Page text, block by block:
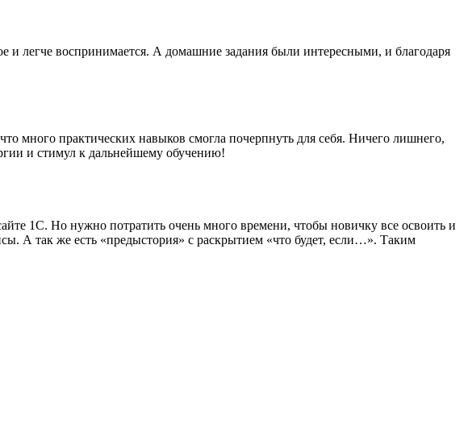
легче воспринимается. А домашние задания были интересными, и благодаря
много практических навыков смогла почерпнуть для себя. Ничего лишнего,
и стимул к дальнейшему обучению!
1С. Но нужно потратить очень много времени, чтобы новичку все освоить и
А так же есть «предыстория» с раскрытием «что будет, если…». Таким